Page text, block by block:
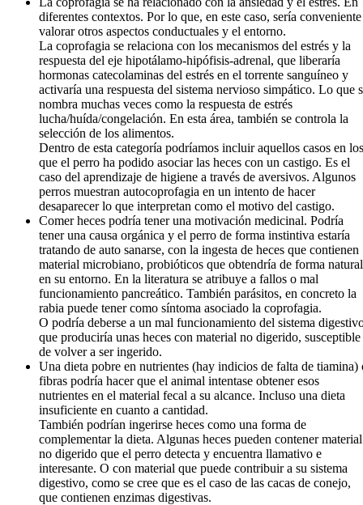
diferentes contextos. Por lo que, en este caso, sería conveniente
valorar otros aspectos conductuales y el entorno.
La coprofagia se relaciona con los mecanismos del estrés y la
respuesta del eje hipotálamo-hipófisis-adrenal, que liberaría
hormonas catecolaminas del estrés en el torrente sanguíneo y
activaría una respuesta del sistema nervioso simpático. Lo que
nombra muchas veces como la respuesta de estrés
lucha/huída/congelación. En esta área, también se controla la
selección de los alimentos.
Dentro de esta categoría podríamos incluir aquellos casos en los
que el perro ha podido asociar las heces con un castigo. Es el
caso del aprendizaje de higiene a través de aversivos. Algunos
perros muestran autocoprofagia en un intento de hacer
desaparecer lo que interpretan como el motivo del castigo.
Comer heces podría tener una motivación medicinal. Podría
tener una causa orgánica y el perro de forma instintiva estaría
tratando de auto sanarse, con la ingesta de heces que contienen
material microbiano, probióticos que obtendría de forma natural
en su entorno. En la literatura se atribuye a fallos o mal
funcionamiento pancreático. También parásitos, en concreto la
rabia puede tener como síntoma asociado la coprofagia.
O podría deberse a un mal funcionamiento del sistema
que produciría unas heces con material no digerido, susceptible
de volver a ser ingerido.
Una dieta pobre en nutrientes (hay indicios de falta de tiamina)
fibras podría hacer que el animal intentase obtener esos
nutrientes en el material fecal a su alcance. Incluso una dieta
insuficiente en cuanto a cantidad.
También podrían ingerirse heces como una forma de
complementar la dieta. Algunas heces pueden contener material
no digerido que el perro detecta y encuentra llamativo e
interesante. O con material que puede contribuir a su sistema
digestivo, como se cree que es el caso de las cacas de conejo,
que contienen enzimas digestivas.